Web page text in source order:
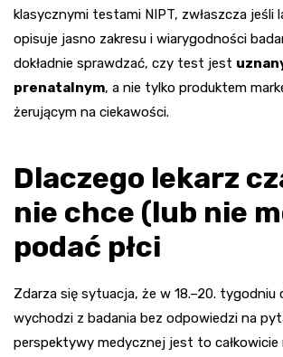
klasycznymi testami NIPT, zwłaszcza jeśli
opisuje jasno zakresu i wiarygodności
dokładnie sprawdzać, czy test jest
prenatalnym, a nie tylko produktem
żerującym na ciekawości.
Dlaczego lekarz
nie chce (lub nie
podać płci
Zdarza się sytuacja, że w 18.–20. tygodniu
wychodzi z badania bez odpowiedzi na
perspektywy medycznej jest to całkowicie